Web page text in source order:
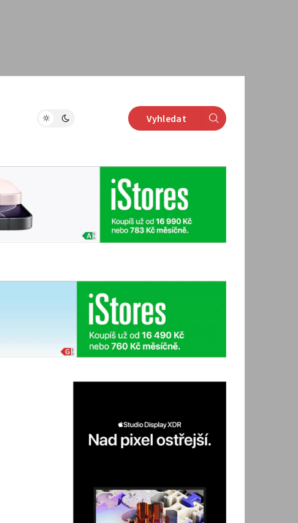
Vyhledat